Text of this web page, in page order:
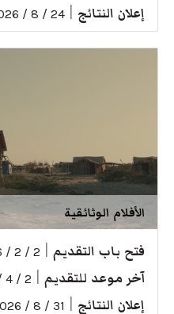
إعلان النتائج 24 / 8 / 2026
الأفلام الوثائقية
فتح باب التقديم 2 / 2 / 2026
آخر موعد للتقديم 2 / 4 / 2026
إعلان النتائج 31 / 8 / 2026